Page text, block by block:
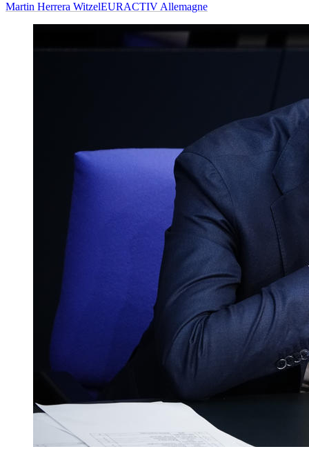
Martin Herrera WitzelEURACTIV Allemagne